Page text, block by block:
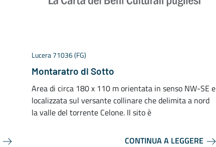
Lucera 71036 (FG)
Montaratro di Sotto
Area di circa 180 x 110 m orientata in senso NW-SE e
localizzata sul versante collinare che delimita a nord
la valle del torrente Celone. Il sito è
CONTINUA A LEGGERE